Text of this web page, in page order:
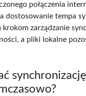
połączenia
dostosowanie tempa
zarządzanie
a pliki lokalne
synchronizację